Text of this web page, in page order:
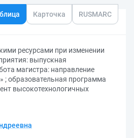
Карточка RUSMARC
ресурсами при изменении
выпускная
магистра: направление
; образовательная программа
высокотехнологичных